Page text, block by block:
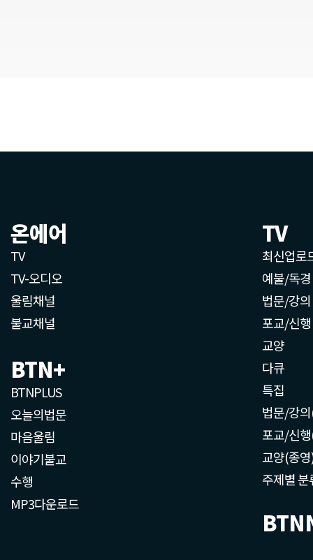
온에어
TV
TV-오디오
울림채널
불교채널
BTN+
BTNPLUS
오늘의법문
마음울림
이야기불교
수행
MP3다운로드
TV
최신업로
예불/독경
법문/강의
포교/신행
교양
다큐
특집
법문/강
포교/신
교양(종
주제별 분